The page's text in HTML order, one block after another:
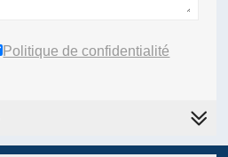
Politique de confidentialité